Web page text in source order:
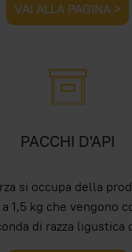
VAI ALLA PAGINA >
PACCHI D'API
si occupa della
1,5 kg che vengono
di razza ligustica